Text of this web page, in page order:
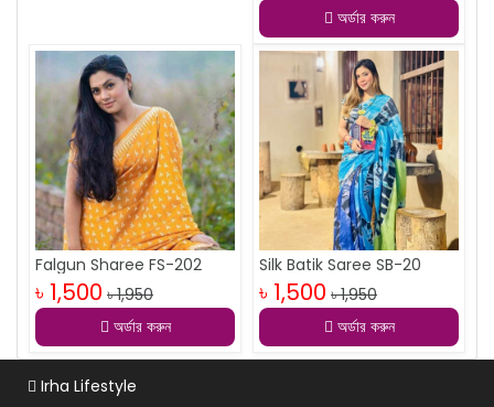
অর্ডার করুন
Falgun Sharee FS-202
৳ 1,500 ৳ 1,950
অর্ডার করুন
Silk Batik Saree SB-20
৳ 1,500 ৳ 1,950
অর্ডার করুন
Irha Lifestyle